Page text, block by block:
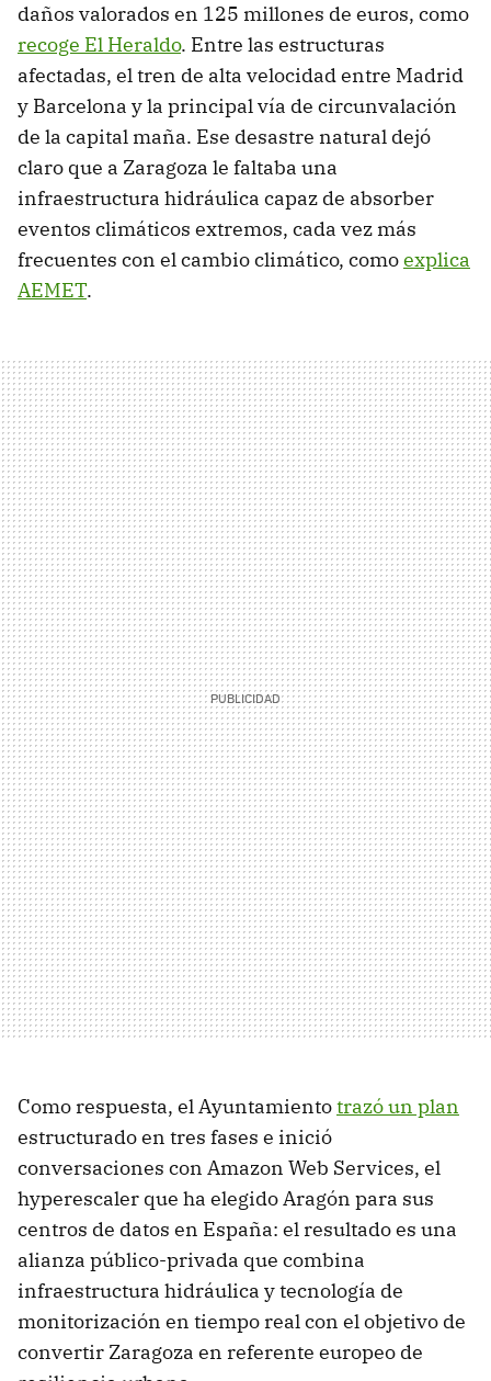
daños valorados en 125 millones de euros, como
recoge El Heraldo. Entre las estructuras
afectadas, el tren de alta velocidad entre Madrid
y Barcelona y la principal vía de circunvalación
de la capital maña. Ese desastre natural dejó
claro que a Zaragoza le faltaba una
infraestructura hidráulica capaz de absorber
eventos climáticos extremos, cada vez más
frecuentes con el cambio climático, comoexplica
AEMET.
Como respuesta, el Ayuntamientotrazó un plan
estructurado en tres fases e inició
conversaciones con Amazon Web Services, el
hyperescaler que ha elegido Aragón para sus
centros de datos en España: el resultado es una
alianza público-privada que combina
infraestructura hidráulica y tecnología de
monitorización en tiempo real con el objetivo de
convertir Zaragoza en referente europeo de